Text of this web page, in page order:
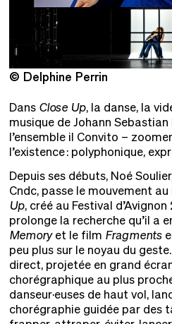
© Delphine Perrin
Dans Close Up, la danse, la
musique de Johann
l’ensemble il Convito –
l’existence : polyphonique,
Depuis ses débuts, Noé
Cndc, passe le mouvement
Up, créé au Festival
prolonge la recherche qu’il a
Memoryet le film Fragments
peu plus sur le noyau du
direct, projetée en grand
chorégraphique au plus
danseur·euses de haut vol,
chorégraphie guidée par des